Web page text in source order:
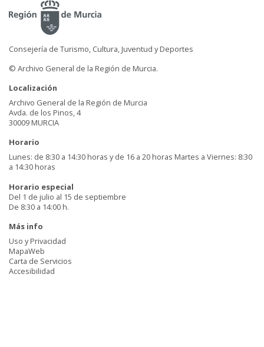
Consejería de Turismo, Cultura, Juventud y Deportes
© Archivo General de la Región de Murcia.
Localización
Archivo General de la Región de Murcia
Avda. de los Pinos, 4
30009 MURCIA
Horario
Lunes: de 8:30 a 14:30 horas y de 16 a 20 horas Martes a Viernes: 8:30
a 14:30 horas
Horario especial
Del 1 de julio al 15 de septiembre
De 8:30 a 14:00 h.
Más info
Uso y Privacidad
MapaWeb
Carta de Servicios
Accesibilidad